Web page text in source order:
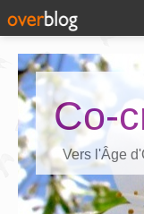
Co-
Vers l'Âge